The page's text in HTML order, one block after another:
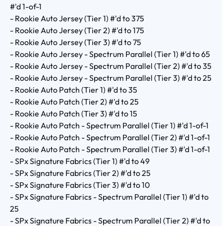
#'d 1-of-1
- Rookie Auto Jersey (Tier 1) #'d to 375
- Rookie Auto Jersey (Tier 2) #'d to 175
- Rookie Auto Jersey (Tier 3) #'d to 75
- Rookie Auto Jersey - Spectrum Parallel (Tier 1) #'d to 65
- Rookie Auto Jersey - Spectrum Parallel (Tier 2) #'d to 35
- Rookie Auto Jersey - Spectrum Parallel (Tier 3) #'d to 25
- Rookie Auto Patch (Tier 1) #'d to 35
- Rookie Auto Patch (Tier 2) #'d to 25
- Rookie Auto Patch (Tier 3) #'d to 15
- Rookie Auto Patch - Spectrum Parallel (Tier 1) #'d 1-of-1
- Rookie Auto Patch - Spectrum Parallel (Tier 2) #'d 1-of-1
- Rookie Auto Patch - Spectrum Parallel (Tier 3) #'d 1-of-1
- SPx Signature Fabrics (Tier 1) #'d to 49
- SPx Signature Fabrics (Tier 2) #'d to 25
- SPx Signature Fabrics (Tier 3) #'d to 10
- SPx Signature Fabrics - Spectrum Parallel (Tier 1) #'d to
25
- SPx Signature Fabrics - Spectrum Parallel (Tier 2) #'d to